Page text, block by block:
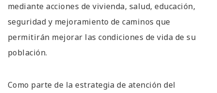
mediante acciones de vivienda, salud, educación,
seguridad y mejoramiento de caminos que
permitirán mejorar las condiciones de vida de su
población.
Como parte de la estrategia de atención del